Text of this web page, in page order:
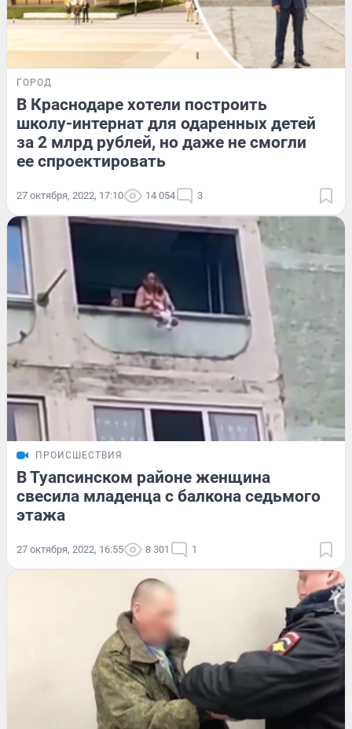
ГОРОД
В Краснодаре хотели построить
школу-интернат для одаренных детей
за 2 млрд рублей, но даже не смогли
ее спроектировать
27 октября, 2022, 17:10 14 054 3
ПРОИСШЕСТВИЯ
В Туапсинском районе женщина
свесила младенца с балкона седьмого
этажа
27 октября, 2022, 16:55 8 301 1